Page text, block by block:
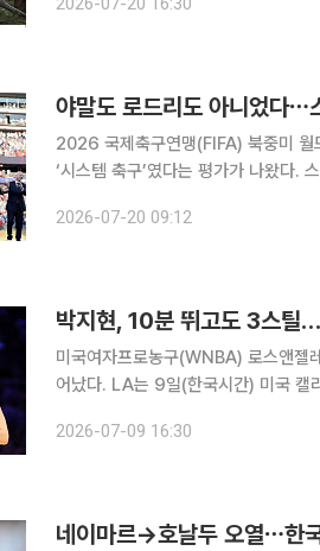
“미쳤다”를 듣고 굳이 확인을 해보겠
야말도 로드리도 아니었다⋯
2026 국제축구연맹(FIFA) 북중미 월
‘시스템 축구’였다는 평가가 나왔다. 스페인은 20일(한국시간) 미국 뉴저지주 이스트러더퍼드의 뉴
세워 아르헨티나를 1-0으로 꺾고 우
2026-07-20 09:12
박지현, 10분 뛰고도 3스틸
미국여자프로농구(WNBA) 로스앤젤
어났다. LA는 9일(한국시간) 미국 캘리포니아주 로스앤젤레스 크립토닷컴 아레나에서 열린 2026
2026-07-09 16:30
네이마르→호날두 오열⋯한